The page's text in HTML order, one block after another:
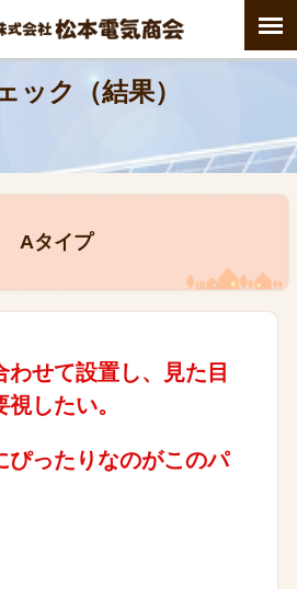
ック（結果）
Aタイプ
わせて設置し、見た目
したい。
ぴったりなのがこのパ